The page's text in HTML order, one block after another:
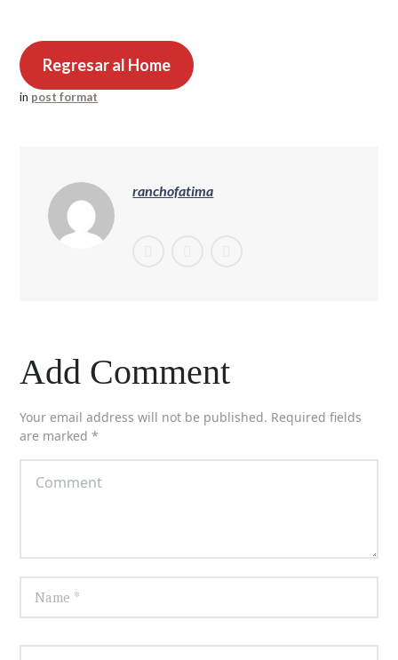
Regresar al Home
in post format
ranchofatima
Add Comment
Your email address will not be published. Required fields
are marked *